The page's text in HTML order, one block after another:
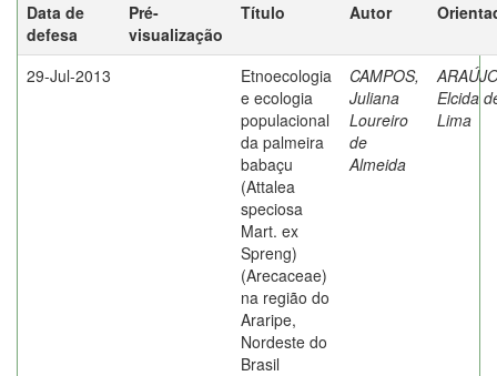
Data de
defesa
Pré-
visualização
Título Autor
29-Jul-2013
Etnoecologia
e ecologia
populacional
da palmeira
babaçu
(Attalea
speciosa
Mart. ex
Spreng)
(Arecaceae)
na região do
Araripe,
Nordeste do
Brasil
CAMPOS,
Juliana
Loureiro
de
Almeida
Elcida
Lima